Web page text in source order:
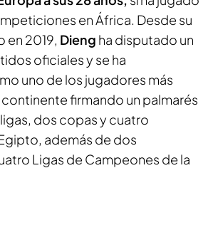
en África. Desde su
en 2019, Dieng ha disputado un
oficiales y se ha
uno de los jugadores más
firmando un palmarés
dos copas y cuatro
además de dos
Ligas de Campeones de la